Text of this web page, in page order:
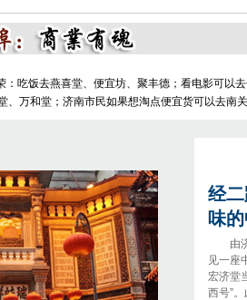
：吃饭去燕喜堂、便宜坊、聚丰德；看电影可以
、万和堂；济南市民如果想淘点便宜货可以去
经
味
由
见一座
宏济堂
西号”